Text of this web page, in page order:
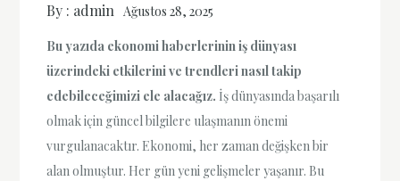
By : admin Ağustos 28, 2025
Bu yazıda ekonomi haberlerinin iş dünyası
üzerindeki etkilerini ve trendleri nasıl takip
edebileceğimizi ele alacağız. İş dünyasında başarılı
olmak için güncel bilgilere ulaşmanın önemi
vurgulanacaktır. Ekonomi, her zaman değişken bir
alan olmuştur. Her gün yeni gelişmeler yaşanır. Bu